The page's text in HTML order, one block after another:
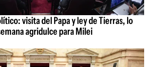
visita del Papa y ley de Tierras, lo
agridulce para Milei